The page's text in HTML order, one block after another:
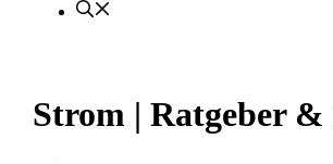
Strom | Ratgeber